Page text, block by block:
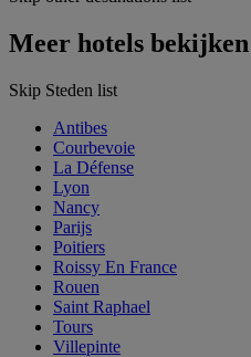
Meer hotels bekijken
Skip Steden list
Antibes
Courbevoie
La Défense
Lyon
Nancy
Parijs
Poitiers
Roissy En France
Rouen
Saint Raphael
Tours
Villepinte